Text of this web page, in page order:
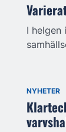
I
NYHETER